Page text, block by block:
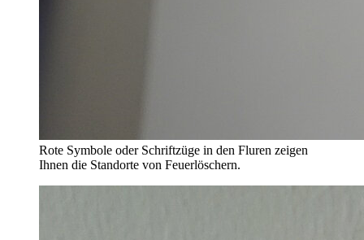
Rote Symbole oder Schriftzüge in den Fluren zeigen
Ihnen die Standorte von Feuerlöschern.